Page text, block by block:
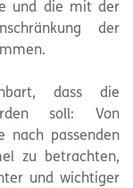
und die mit der
der
dass die
soll: Von
nach passenden
zu betrachten,
und wichtiger